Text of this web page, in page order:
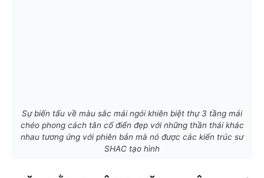
Sự biến tấu về màu sắc mái ngói khiên biệt thự 3 tầng mái
chéo phong cách tân cổ điển đẹp với những thần thái khác
nhau tương ứng với phiên bản mà nó được các kiến trúc sư
SHAC tạo hình